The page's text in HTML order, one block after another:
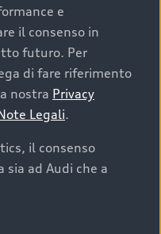
di
prima di
prezzo e all'aspetto,
e
il consenso in
futuro. Per
di fare riferimento
nostra Privacy
Legali.
il consenso
ad Audi che a